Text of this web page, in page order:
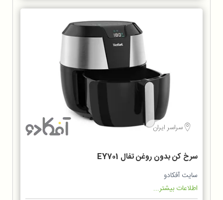
سراسر ایران
سرخ کن بدون روغن تفال EY701
سایت آفکادو
اطلاعات بیشتر...